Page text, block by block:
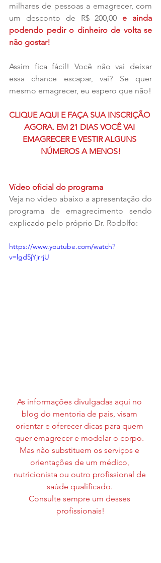
milhares de pessoas a emagrecer, com
um desconto de R$ 200,00 e ainda
podendo pedir o dinheiro de volta se
não gostar!
Assim fica fácil! Você não vai deixar
essa chance escapar, vai? Se quer
mesmo emagrecer, eu espero que não!
CLIQUE AQUI E FAÇA SUA INSCRIÇÃO
AGORA. EM 21 DIAS VOCÊ VAI
EMAGRECER E VESTIR ALGUNS
NÚMEROS A MENOS!
Vídeo oficial do programa
Veja no vídeo abaixo a apresentação do
programa de emagrecimento sendo
explicado pelo próprio Dr. Rodolfo:
https://www.youtube.com/watch?
v=lgd5jYjrrjU
As informações divulgadas aqui no
blog do mentoria de pais, visam
orientar e oferecer dicas para quem
quer emagrecer e modelar o corpo.
Mas não substituem os serviços e
orientações de um médico,
nutricionista ou outro profissional de
saúde qualificado.
Consulte sempre um desses
profissionais!